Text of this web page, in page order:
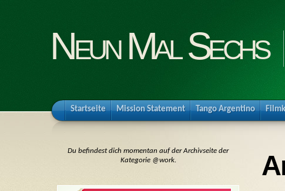
Neun Mal Sechs
Startseite Mission Statement Tango Argentino
Du befindest dich momentan auf der Archivseite der
Kategorie @work.